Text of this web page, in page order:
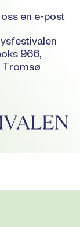
en e-post
966,